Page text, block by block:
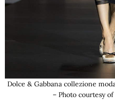
Dolce & Gabbana collezione
– Photo courtesy